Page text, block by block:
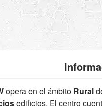
opera en el ámbito Rural
edificios. El centro